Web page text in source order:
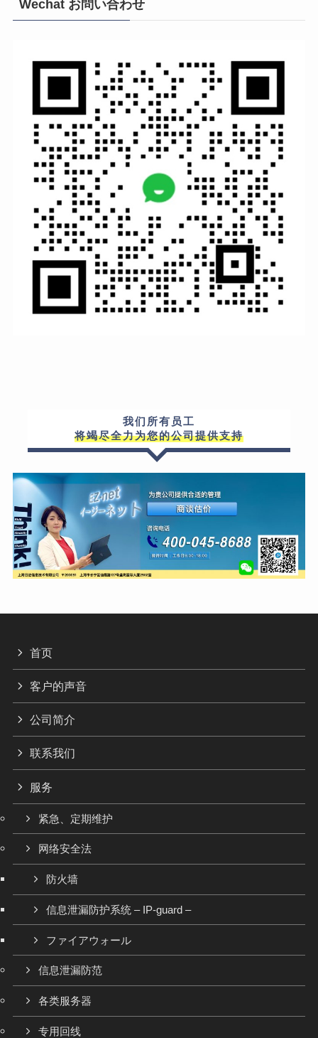
Wechat お問い合わせ
我们所有员工
将竭尽全力为您的公司提供支持
首页
客户的声音
公司简介
联系我们
服务
紧急、定期维护
网络安全法
防火墙
信息泄漏防护系统 – IP-guard –
ファイアウォール
信息泄漏防范
各类服务器
专用回线